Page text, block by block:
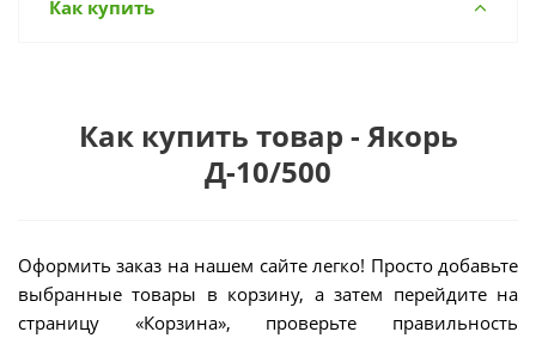
Как купить
Как купить товар - Якорь
Д-10/500
Оформить заказ на нашем сайте легко! Просто добавьте
выбранные товары в корзину, а затем перейдите на
страницу «Корзина», проверьте правильность